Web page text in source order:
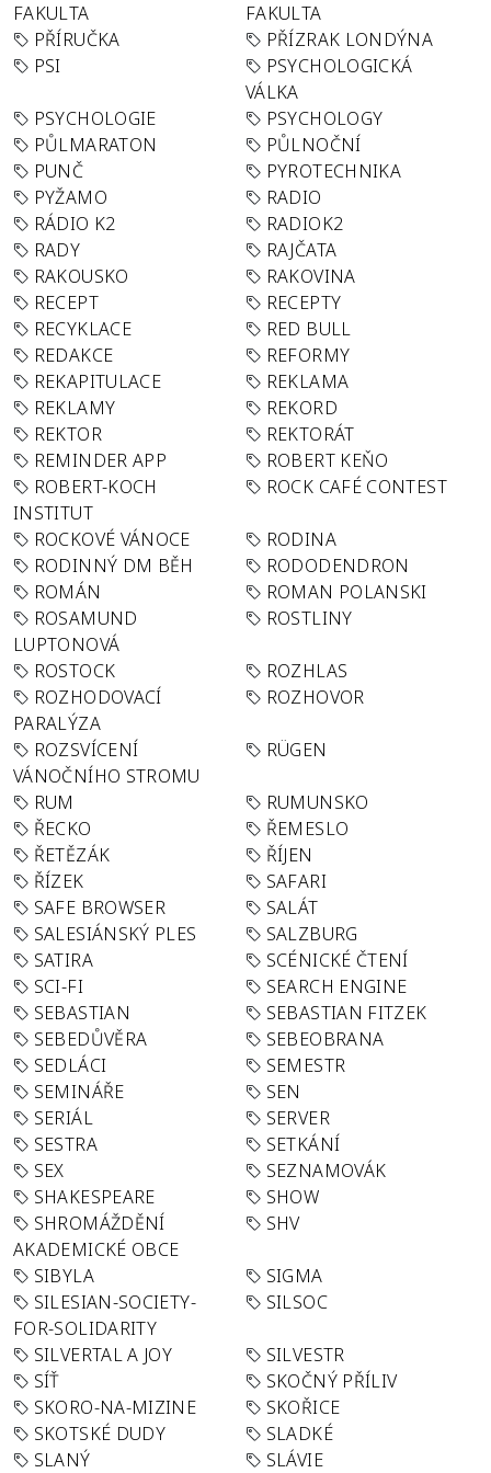
FAKULTA
FAKULTA
PŘÍRUČKA
PŘÍZRAK LONDÝNA
PSI
PSYCHOLOGICKÁ
VÁLKA
PSYCHOLOGIE
PSYCHOLOGY
PŮLMARATON
PŮLNOČNÍ
PUNČ
PYROTECHNIKA
PYŽAMO
RADIO
RÁDIO K2
RADIOK2
RADY
RAJČATA
RAKOUSKO
RAKOVINA
RECEPT
RECEPTY
RECYKLACE
RED BULL
REDAKCE
REFORMY
REKAPITULACE
REKLAMA
REKLAMY
REKORD
REKTOR
REKTORÁT
REMINDER APP
ROBERT KEŇO
ROBERT-KOCH
INSTITUT
ROCK CAFÉ CONTEST
ROCKOVÉ VÁNOCE
RODINA
RODINNÝ DM BĚH
RODODENDRON
ROMÁN
ROMAN POLANSKI
ROSAMUND
LUPTONOVÁ
ROSTLINY
ROSTOCK
ROZHLAS
ROZHODOVACÍ
PARALÝZA
ROZHOVOR
ROZSVÍCENÍ
VÁNOČNÍHO STROMU
RÜGEN
RUM
RUMUNSKO
ŘECKO
ŘEMESLO
ŘETĚZÁK
ŘÍJEN
ŘÍZEK
SAFARI
SAFE BROWSER
SALÁT
SALESIÁNSKÝ PLES
SALZBURG
SATIRA
SCÉNICKÉ ČTENÍ
SCI-FI
SEARCH ENGINE
SEBASTIAN
SEBASTIAN FITZEK
SEBEDŮVĚRA
SEBEOBRANA
SEDLÁCI
SEMESTR
SEMINÁŘE
SEN
SERIÁL
SERVER
SESTRA
SETKÁNÍ
SEX
SEZNAMOVÁK
SHAKESPEARE
SHOW
SHROMÁŽDĚNÍ
AKADEMICKÉ OBCE
SHV
SIBYLA
SIGMA
SILESIAN-SOCIETY-
FOR-SOLIDARITY
SILSOC
SILVERTAL A JOY
SILVESTR
SÍŤ
SKOČNÝ PŘÍLIV
SKORO-NA-MIZINE
SKOŘICE
SKOTSKÉ DUDY
SLADKÉ
SLANÝ
SLÁVIE